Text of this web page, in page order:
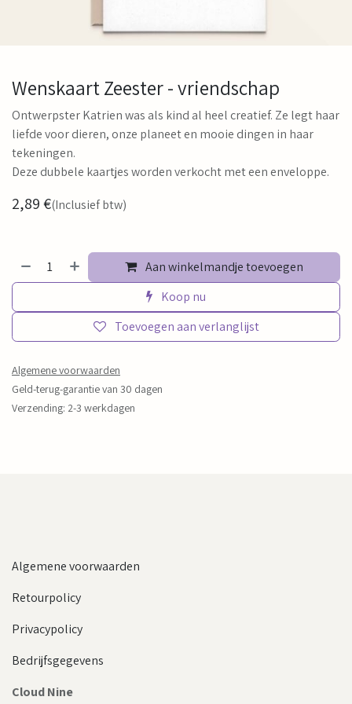
Wenskaart Zeester - vriendschap
Ontwerpster Katrien was als kind al heel creatief. Ze legt haar
liefde voor dieren, onze planeet en mooie dingen in haar
tekeningen.
Deze dubbele kaartjes worden verkocht met een enveloppe.
2,89€(Inclusief btw)
Aan winkelmandje toevoegen
Koop nu
Toevoegen aan verlanglijst
Algemene voorwaarden
Geld-terug-garantie van 30 dagen
Verzending: 2-3 werkdagen
Algemene voorwaarden
Retourpolicy
Privacypolicy
Bedrijfsgegevens
Cloud Nine